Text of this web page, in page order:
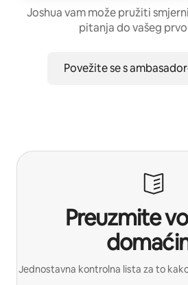
Joshua vam može pružiti
pitanja do vašeg
Povežite se s
Preuzmite
Jednostavna kontrolna lista za to